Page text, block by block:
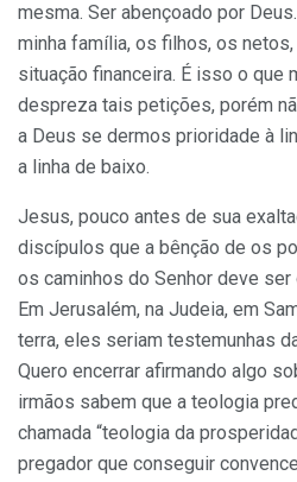
mesma. Ser abençoado por
minha família, os filhos, os
situação financeira. É isso o que
despreza tais petições, porém
a Deus se dermos prioridade à
a linha de baixo.
Jesus, pouco antes de sua
discípulos que a bênção de os
os caminhos do Senhor deve
Em Jerusalém, na Judeia, em
terra, eles seriam testemunhas
Quero encerrar afirmando algo
irmãos sabem que a teologia
chamada “teologia da
pregador que conseguir